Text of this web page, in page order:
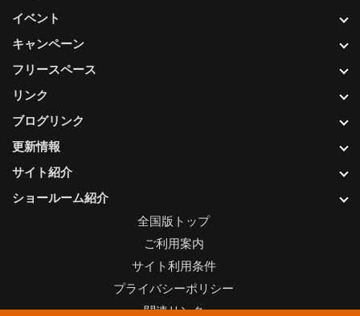
更新情報
サイト紹介
ショールーム紹介
イベント
キャンペーン
フリースペース
リンク
ブログリンク
全国版トップ
ご利用案内
サイト利用条件
プライバシーポリシー
関連リンク